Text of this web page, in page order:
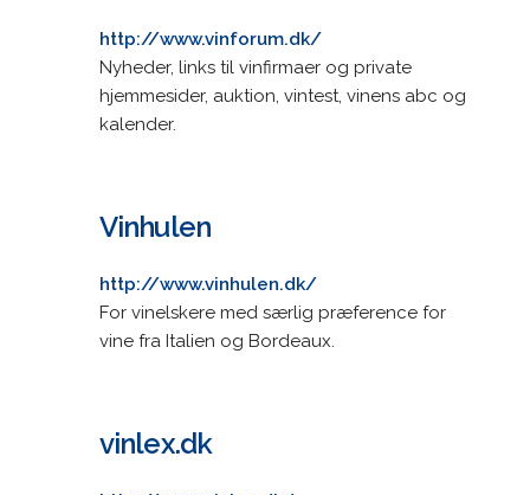
http://www.vinforum.dk/
Nyheder, links til vinfirmaer og private
hjemmesider, auktion, vintest, vinens abc og
kalender.
Vinhulen
http://www.vinhulen.dk/
For vinelskere med særlig præference for
vine fra Italien og Bordeaux.
vinlex.dk